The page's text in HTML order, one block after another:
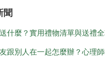
聞
什麼？實用禮物清單與送禮
跟別人在一起怎麼辦？心理